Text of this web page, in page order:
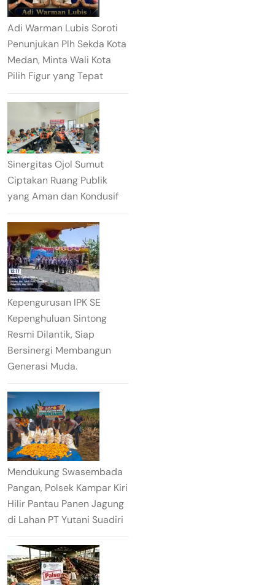
Adi Warman Lubis Soroti
Penunjukan Plh Sekda Kota
Medan, Minta Wali Kota
Pilih Figur yang Tepat
Sinergitas Ojol Sumut
Ciptakan Ruang Publik
yang Aman dan Kondusif
Kepengurusan IPK SE
Kepenghuluan Sintong
Resmi Dilantik, Siap
Bersinergi Membangun
Generasi Muda.
Mendukung Swasembada
Pangan, Polsek Kampar Kiri
Hilir Pantau Panen Jagung
di Lahan PT Yutani Suadiri